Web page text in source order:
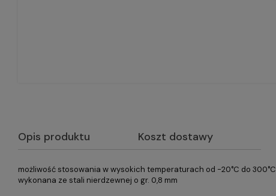
Opis produktu Koszt dostawy
możliwość stosowania w wysokich temperaturach od -20°C do 300°C
wykonana ze stali nierdzewnej o gr. 0,8 mm